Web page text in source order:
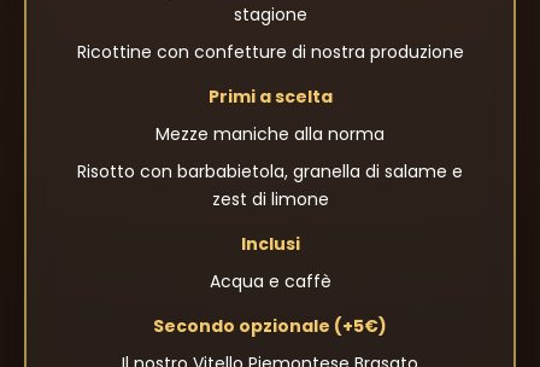
stagione
Ricottine con confetture di nostra produzione
Primi a scelta
Mezze maniche alla norma
Risotto con barbabietola, granella di salame e
zest di limone
Inclusi
Acqua e caffè
Secondo opzionale (+5€)